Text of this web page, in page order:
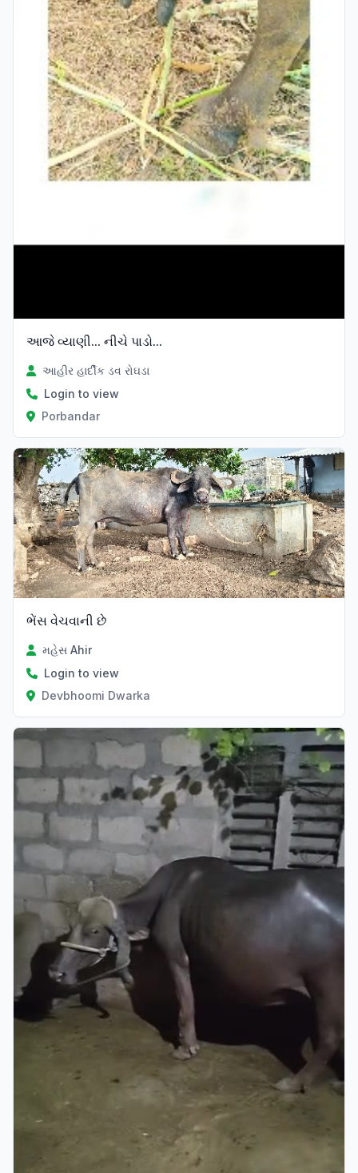
આજે વ્યાણી... નીચે પાડો...
આહીર હાર્દીક ડવ રોઘડા
Login to view
Porbandar
ભેંસ વેચવાની છે
મહેસ Ahir
Login to view
Devbhoomi Dwarka